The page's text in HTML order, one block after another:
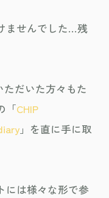
ませんでした…残
ただいた方々もた
「CHIP
」を直に手に取
には様々な形で参